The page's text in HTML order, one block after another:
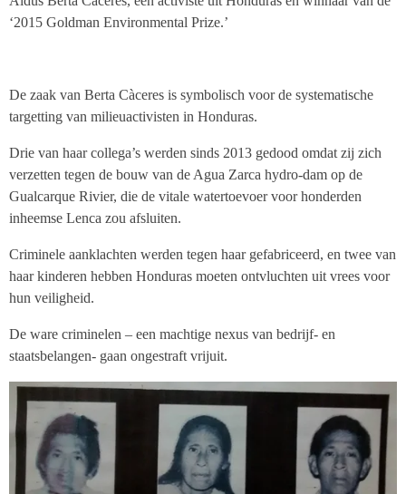
‘2015 Goldman Environmental Prize.’
De zaak van Berta Càceres is symbolisch voor de systematische
targetting van milieuactivisten in Honduras.
Drie van haar collega’s werden sinds 2013 gedood omdat zij zich
verzetten tegen de bouw van de Agua Zarca hydro-dam op de
Gualcarque Rivier, die de vitale watertoevoer voor honderden
inheemse Lenca zou afsluiten.
Criminele aanklachten werden tegen haar gefabriceerd, en twee van
haar kinderen hebben Honduras moeten ontvluchten uit vrees voor
hun veiligheid.
De ware criminelen – een machtige nexus van bedrijf- en
staatsbelangen- gaan ongestraft vrijuit.